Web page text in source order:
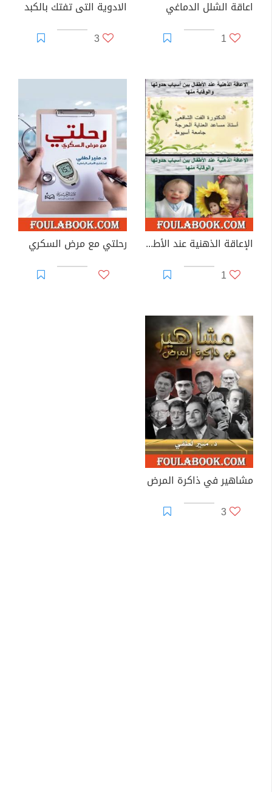
اعاقة الشلل الدماغي
1
الادوية التى تفتك بالكبد
3
الإعاقة الذهنية عند الأطفال بين أسباب حدوثها والوقاية منها
1
رحلتي مع مرض السكري
مشاهير في ذاكرة المرض
3